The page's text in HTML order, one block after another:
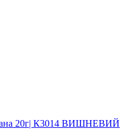
20г| К3014 ВИШНЕВИЙ